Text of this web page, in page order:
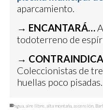
aparcamiento.
→ ENCANTARÁ…
todoterreno de
→
Coleccionistas de
huellas poco pisadas.
agua aire libre alta montaña ascensión